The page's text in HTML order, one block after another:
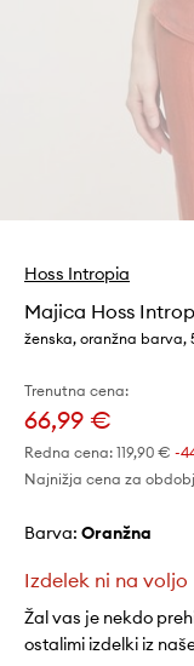
Hoss Intropia
Majica Hoss
ženska, oranžna barva,
Trenutna cena:
66,99 €
Redna cena: 119,90 € -
Najnižja cena za
Barva: oranžna
Izdelek ni na voljo
Žal vas je nekdo
ostalimi izdelki iz